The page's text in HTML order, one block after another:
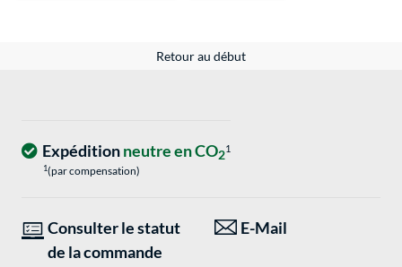
Retour au début
Expéditionneutre en CO21
1(par compensation)
Consulter le statut
de la commande
E-Mail